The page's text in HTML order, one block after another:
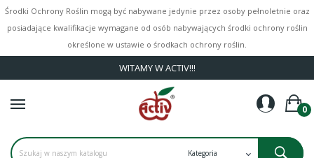
Środki Ochrony Roślin mogą być nabywane jedynie przez osoby pełnoletnie oraz
posiadające kwalifikacje wymagane od osób nabywających środki ochrony roślin
określone w ustawie o środkach ochrony roślin.
WITAMY W ACTIV!!!
0